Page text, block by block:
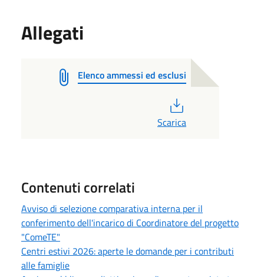
Allegati
Elenco ammessi ed esclusi
Scarica
Contenuti correlati
Avviso di selezione comparativa interna per il
conferimento dell'incarico di Coordinatore del progetto
"ComeTE"
Centri estivi 2026: aperte le domande per i contributi
alle famiglie